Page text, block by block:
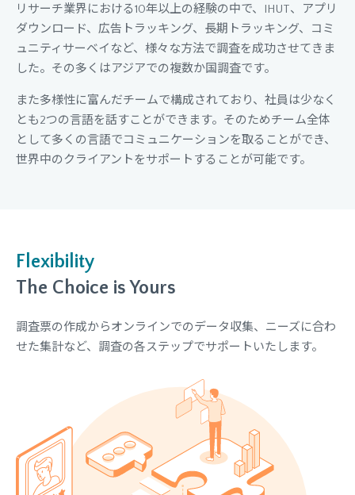
リサーチ業界における10年以上の経験の中で、IHUT、アプリ
ダウンロード、広告トラッキング、長期トラッキング、コミ
ュニティサーベイなど、様々な方法で調査を成功させてきま
した。その多くはアジアでの複数か国調査です。
また多様性に富んだチームで構成されており、社員は少なく
とも2つの言語を話すことができます。そのためチーム全体
として多くの言語でコミュニケーションを取ることができ、
世界中のクライアントをサポートすることが可能です。
Flexibility
The Choice is Yours
調査票の作成からオンラインでのデータ収集、ニーズに合わ
せた集計など、調査の各ステップでサポートいたします。